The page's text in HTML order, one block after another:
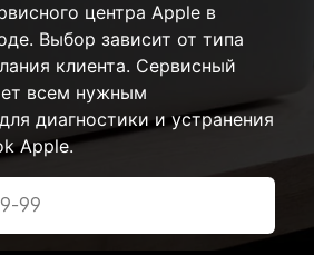
центра Apple в
Выбор зависит от типа
клиента. Сервисный
всем нужным
диагностики и устранения
Apple.